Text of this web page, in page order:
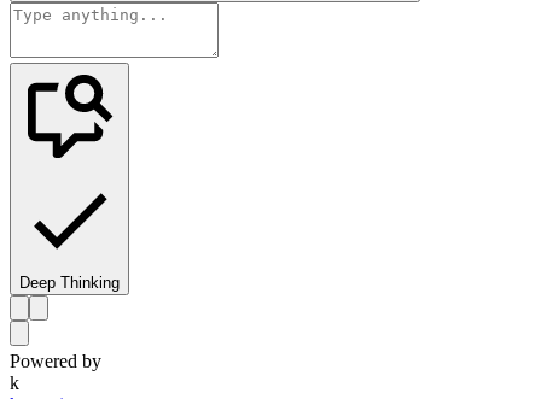
Deep Thinking
Powered by
k